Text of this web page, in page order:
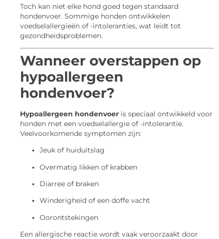
Toch kan niet elke hond goed tegen standaard
hondenvoer. Sommige honden ontwikkelen
voedselallergieën of -intoleranties, wat leidt tot
gezondheidsproblemen.
Wanneer overstappen op
hypoallergeen
hondenvoer?
Hypoallergeen hondenvoer is speciaal ontwikkeld voor
honden met een voedselallergie of -intolerantie.
Veelvoorkomende symptomen zijn:
Jeuk of huiduitslag
Overmatig likken of krabben
Diarree of braken
Winderigheid of een doffe vacht
Oorontstekingen
Een allergische reactie wordt vaak veroorzaakt door